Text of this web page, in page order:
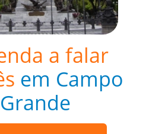
a falar
em Campo
Grande